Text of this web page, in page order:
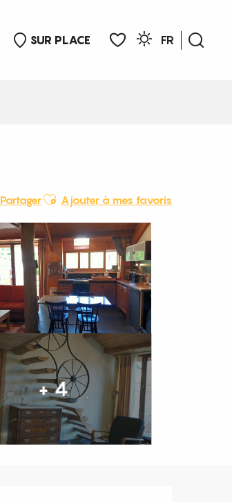
SUR PLACE
FR
PartagerAjouter aux favoris
Ajouter à mes favoris
+ 4